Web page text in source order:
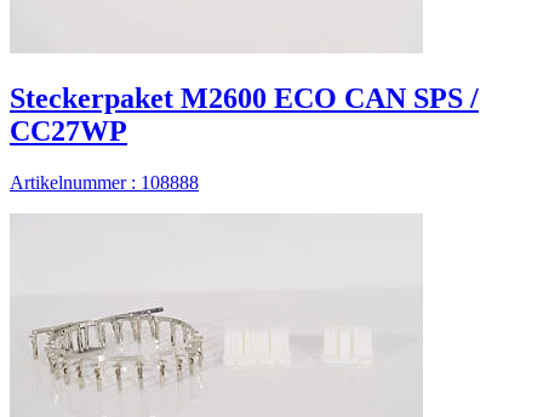
Steckerpaket M2600 ECO CAN SPS /
CC27WP
Artikelnummer : 108888